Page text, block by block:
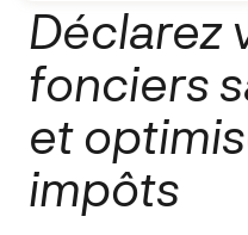
Déclarez
fonciers
et
impôts